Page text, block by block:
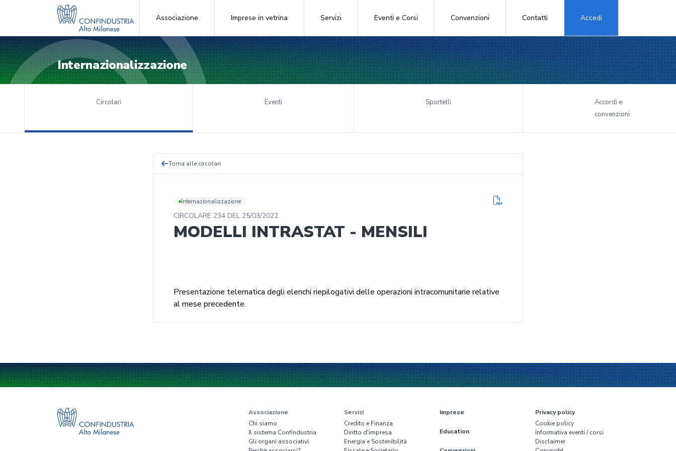
Associazione Imprese in vetrina Servizi Eventi e Corsi Convenzioni Contatti Accedi
Internazionalizzazione
Circolari Eventi Sportelli
Accordi e
convenzioni
Torna alle circolari
Internazionalizzazione
CIRCOLARE 234 DEL 25/03/2022
MODELLI INTRASTAT - MENSILI
Presentazione telematica degli elenchi riepilogativi delle operazioni intracomunitarie relative
al mese precedente.
Associazione
Chi siamo
Il sistema Confindustria
Gli organi associativi
Servizi
Credito e Finanza
Diritto d'impresa
Energia e Sostenibilità
Imprese
Education
Privacy policy
Cookie policy
Informativa eventi / corsi
Disclaimer